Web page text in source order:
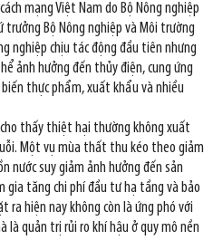
mạng Việt Nam do Bộ Nông nghiệp
Bộ Nông nghiệp và Môi trường
nghiệp chịu tác động đầu tiên nhưng
ảnh hưởng đến thủy điện, cung ứng
thực phẩm, xuất khẩu và nhiều
thấy thiệt hại thường không xuất
Một vụ mùa thất thu kéo theo giảm
nước suy giảm ảnh hưởng đến sản
gia tăng chi phí đầu tư hạ tầng và bảo
ra hiện nay không còn là ứng phó với
quản trị rủi ro khí hậu ở quy mô nền